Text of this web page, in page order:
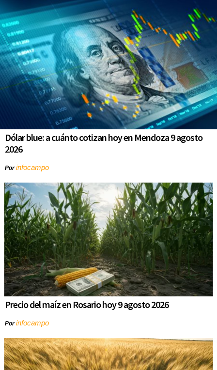
Dólar blue: a cuánto cotizan hoy en Mendoza 9 agosto
2026
Porinfocampo
Precio del maíz en Rosario hoy 9 agosto 2026
Porinfocampo